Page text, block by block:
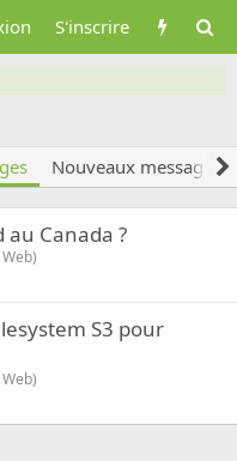
S'inscrire
Nouveaux messages
au Canada ?
S3 pour